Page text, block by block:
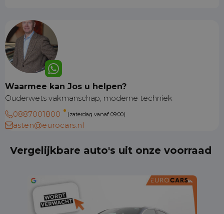
Waarmee kan Jos u helpen?
Ouderwets vakmanschap, moderne techniek
0887001800
(zaterdag vanaf 09:00)
asten@eurocars.nl
Vergelijkbare auto's uit onze voorraad